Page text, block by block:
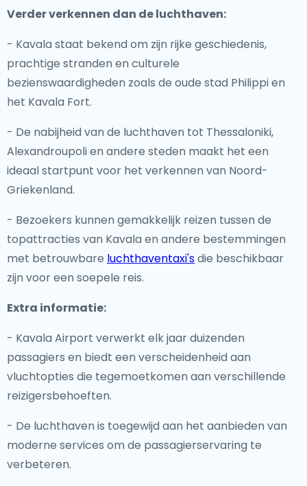
Verder verkennen dan de luchthaven:
- Kavala staat bekend om zijn rijke geschiedenis,
prachtige stranden en culturele
bezienswaardigheden zoals de oude stad Philippi en
het Kavala Fort.
- De nabijheid van de luchthaven tot Thessaloniki,
Alexandroupoli en andere steden maakt het een
ideaal startpunt voor het verkennen van Noord-
Griekenland.
- Bezoekers kunnen gemakkelijk reizen tussen de
topattracties van Kavala en andere bestemmingen
met betrouwbare luchthaventaxi'sdie beschikbaar
zijn voor een soepele reis.
Extra informatie:
- Kavala Airport verwerkt elk jaar duizenden
passagiers en biedt een verscheidenheid aan
vluchtopties die tegemoetkomen aan verschillende
reizigersbehoeften.
- De luchthaven is toegewijd aan het aanbieden van
moderne services om de passagierservaring te
verbeteren.